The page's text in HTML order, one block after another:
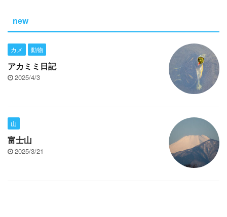
new
カメ
動物
アカミミ日記
2025/4/3
山
富士山
2025/3/21